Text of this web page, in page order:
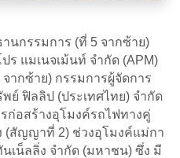
นกรรมการ (ที่ 5 จากซ้าย)
แมเนจเม้นท์ จำกัด (APM)
ากซ้าย) กรรมการผู้จัดการ
ฟิลลิป (ประเทศไทย) จำกัด
ก่อสร้างอุโมงค์รถไฟทางคู่
(สัญญาที่ 2) ช่วงอุโมงค์แม่กา
เน็ลลิ่ง จำกัด (มหาชน) ซึ่ง มี